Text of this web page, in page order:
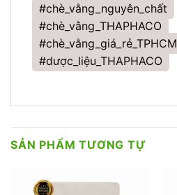
#chè_vằng_nguyên_chất
#chè_vằng_THAPHACO
#chè_vằng_giá_rẻ_TPHCM
#dược_liệu_THAPHACO
SẢN PHẨM TƯƠNG TỰ